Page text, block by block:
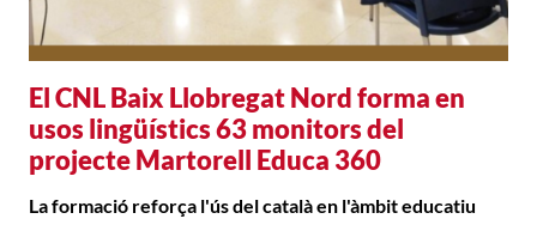
El CNL Baix Llobregat Nord forma en
usos lingüístics 63 monitors del
projecte Martorell Educa 360
La formació reforça l'ús del català en l'àmbit educatiu